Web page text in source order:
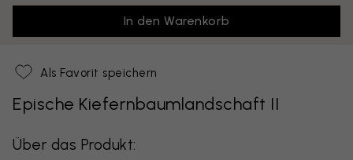
In den Warenkorb
Als Favorit speichern
Epische Kiefernbaumlandschaft II
Über das Produkt: